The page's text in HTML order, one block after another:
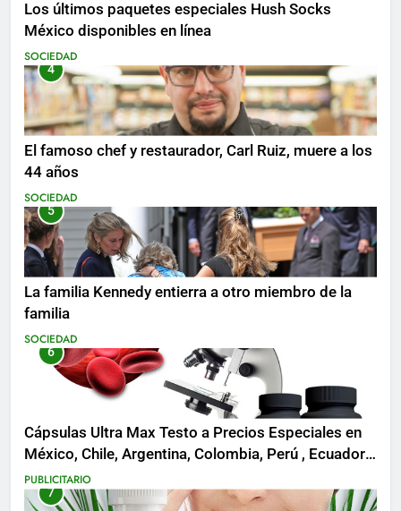
Los últimos paquetes especiales Hush Socks
México disponibles en línea
SOCIEDAD
4
El famoso chef y restaurador, Carl Ruiz, muere a los
44 años
SOCIEDAD
5
La familia Kennedy entierra a otro miembro de la
familia
SOCIEDAD
6
Cápsulas Ultra Max Testo a Precios Especiales en
México, Chile, Argentina, Colombia, Perú , Ecuador,
Costa Rica y Más
PUBLICITARIO
7